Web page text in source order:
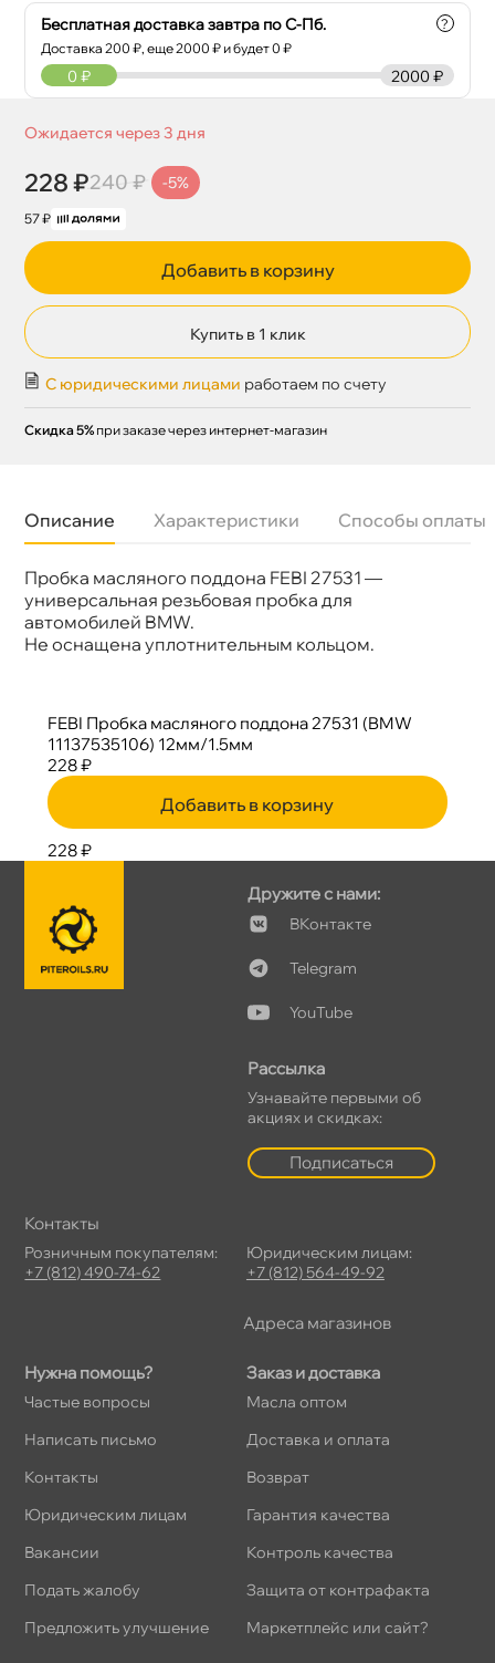
Бесплатная доставка завтра по С-Пб.
Доставка200 ₽, еще2000 ₽ и будет 0 ₽
?
2000 ₽
0 ₽
Ожидается через 3 дня
228 ₽240 ₽ -5%
57 ₽
Добавить в корзину
Купить в 1 клик
С юридическими лицами работаем по счету
Скидка 5% при заказе через интернет-магазин
Описание Характеристики Способы оплаты
Пробка масляного поддона FEBI 27531 —
универсальная резьбовая пробка для
автомобилей BMW.
Не оснащена уплотнительным кольцом.
Бренд
Febi
Артикул
27531
FEBI Пробка масляного поддона 27531 (BMW
11137535106) 12мм/1.5мм
228 ₽
Добавить в корзину
228 ₽
Нужна помощь?
Частые вопросы
Написать письмо
Контакты
Юридическим лицам
акансии
Подать жалобу
Предложить улучшение
Заказ и доставка
Масла оптом
Доставка и оплата
озврат
Гарантия качества
Контроль качества
Защита от контрафакта
Маркетплейс или сайт?
Дружите с нами:
Контакте
Telegram
YouTube
Рассылка
Узнавайте первыми о
акциях и скидках:
Подписаться
Контакты
Розничным покупателям:
+7 (812) 490-74-62
Юридическим лицам:
+7 (812) 564-49-92
Адреса магазино